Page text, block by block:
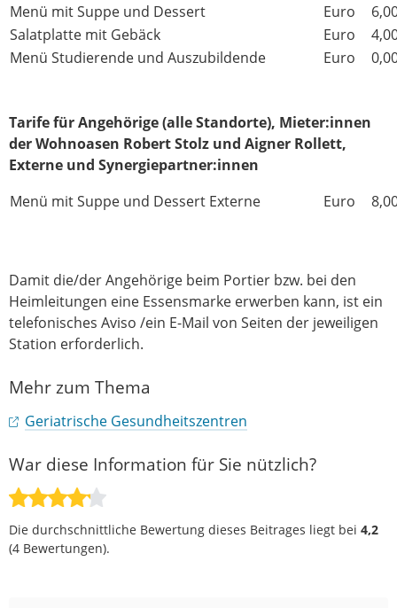
Menü mit Suppe und Dessert
Euro
Salatplatte mit Gebäck
Euro
Menü Studierende und Auszubildende
Euro
Tarife für Angehörige (alle Standorte), Mieter:innen
der Wohnoasen Robert Stolz und Aigner Rollett,
Externe und Synergiepartner:innen
Menü mit Suppe und Dessert Externe
Euro
Damit die/der Angehörige beim Portier bzw. bei den
Heimleitungen eine Essensmarke erwerben kann, ist ein
telefonisches Aviso /ein E-Mail von Seiten der jeweiligen
Station erforderlich.
Mehr zum Thema
Geriatrische Gesundheitszentren
War diese Information für Sie nützlich?
Die durchschnittliche Bewertung dieses Beitrages liegt bei 4,2
(4 Bewertungen).